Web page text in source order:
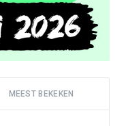
MEEST BEKEKEN